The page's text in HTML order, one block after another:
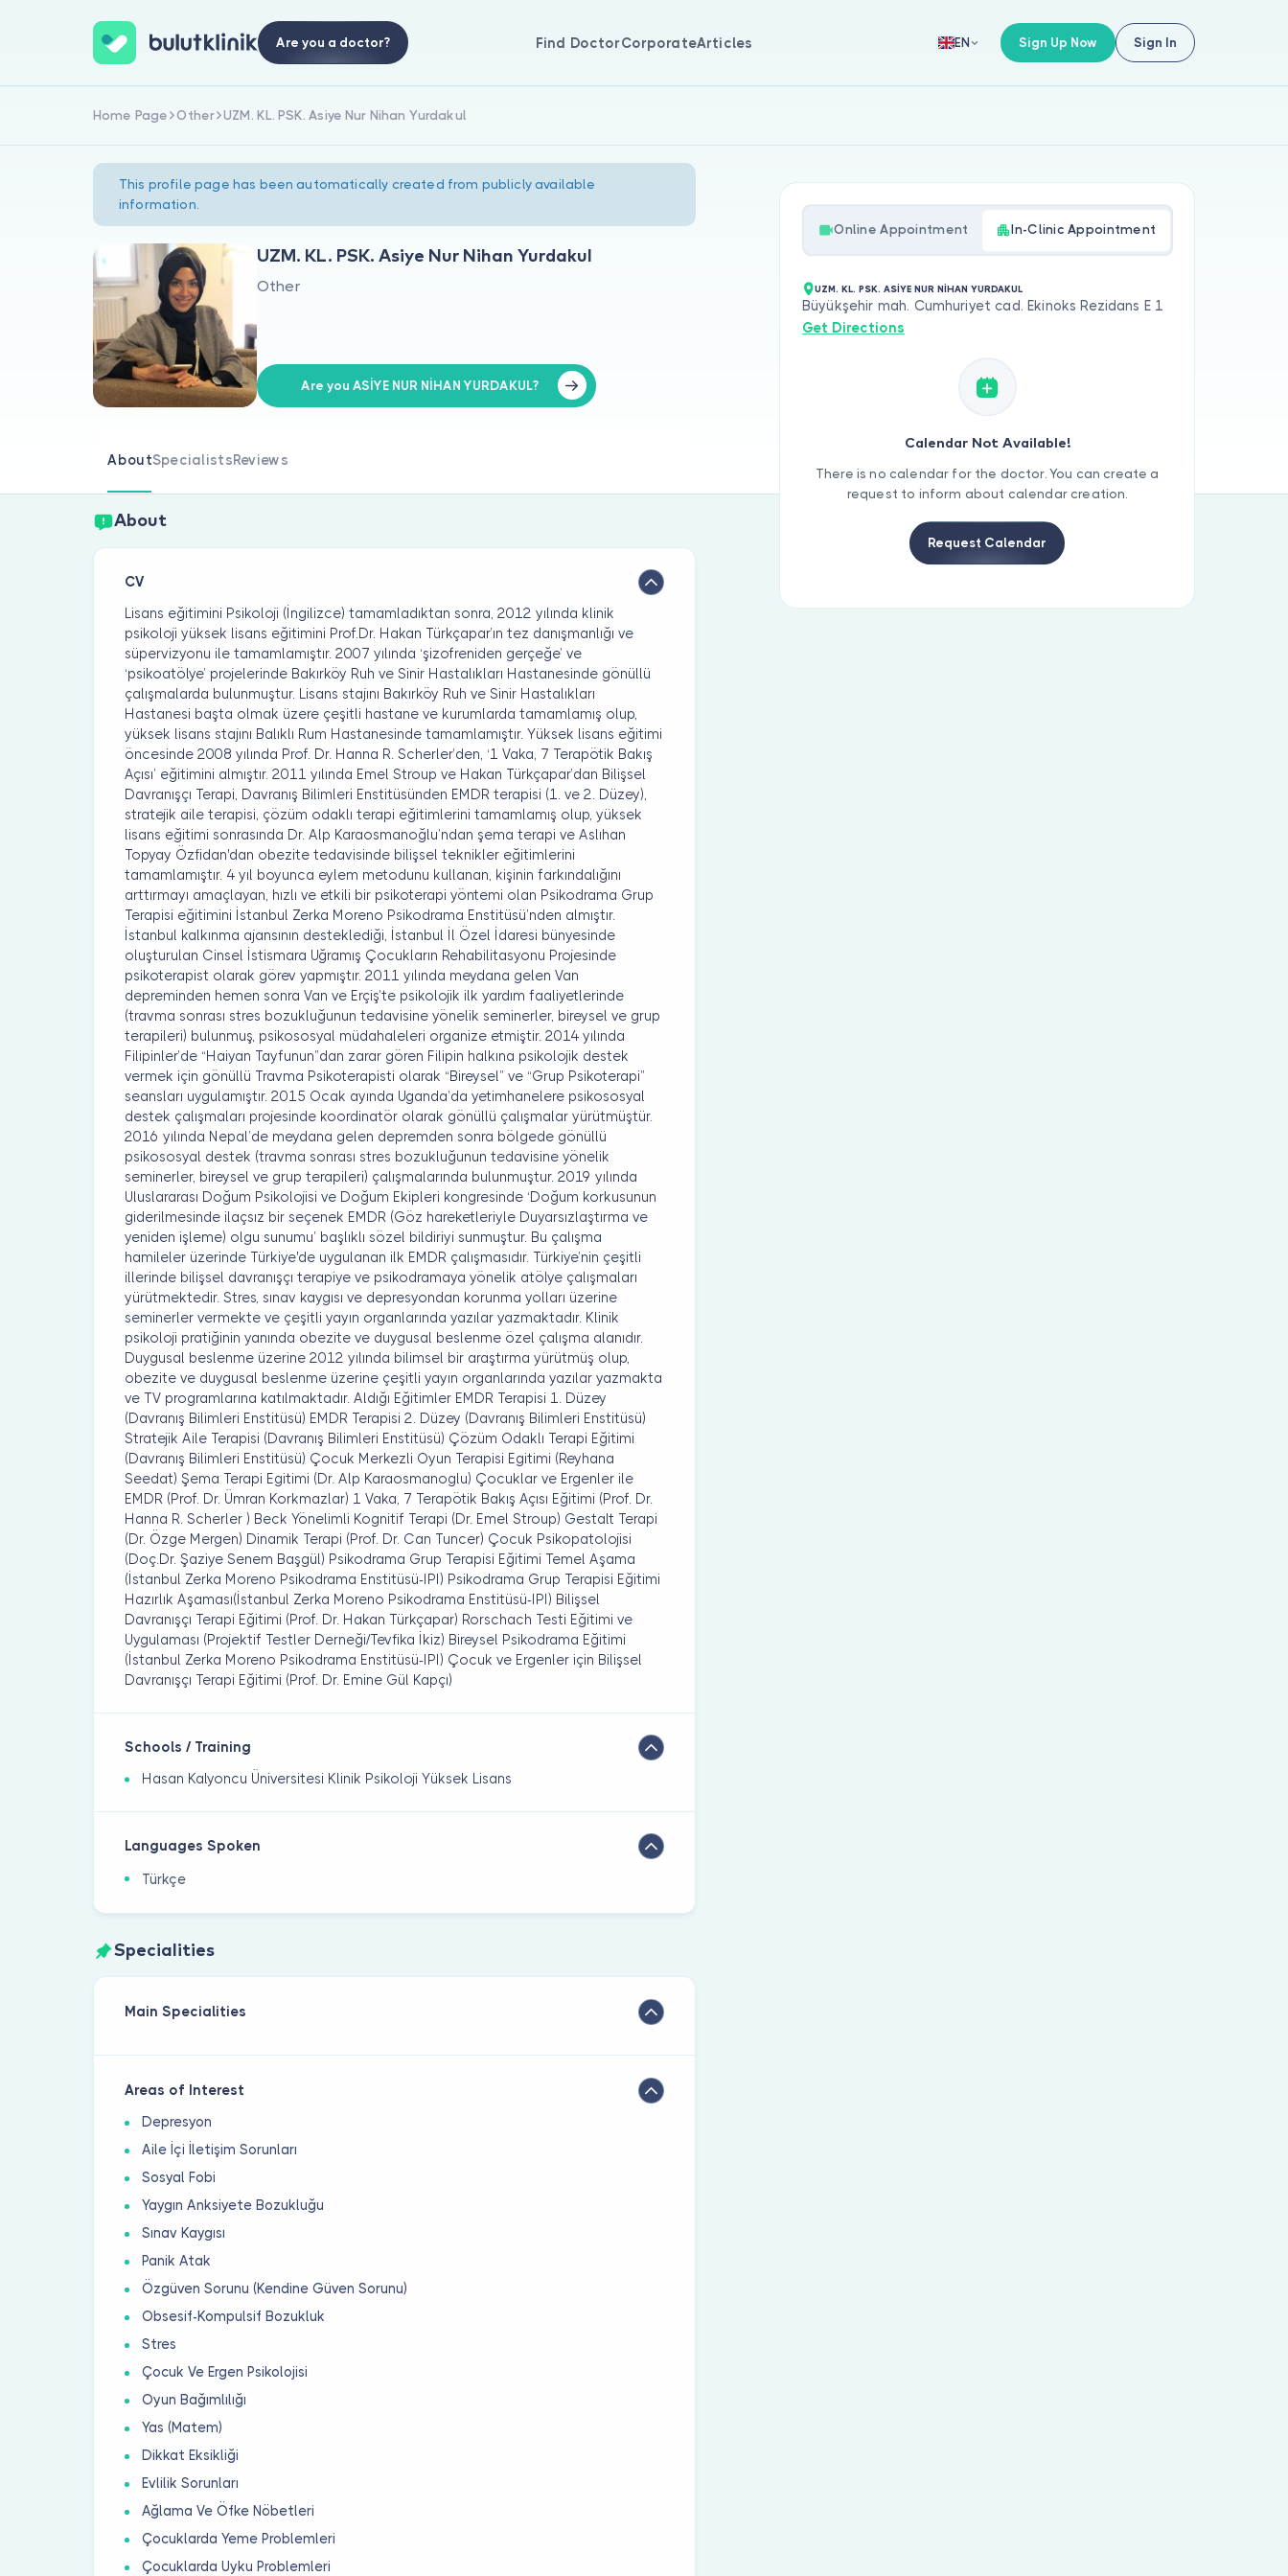
Are you a doctor? Find DoctorCorporateArticles EN Sign Up Now Sign In
Home Page Other UZM. KL. PSK. Asiye Nur Nihan Yurdakul
This profile page has been automatically created from publicly available
information.
UZM. KL. PSK. Asiye Nur Nihan Yurdakul
Other
Are you ASİYE NUR NİHAN YURDAKUL?
AboutSpecialistsReviews
About
CV
Lisans eğitimini Psikoloji (İngilizce) tamamladıktan sonra, 2012 yılında klinik
psikoloji yüksek lisans eğitimini Prof.Dr. Hakan Türkçapar’ın tez danışmanlığı ve
süpervizyonu ile tamamlamıştır. 2007 yılında ‘şizofreniden gerçeğe’ ve
‘psikoatölye’ projelerinde Bakırköy Ruh ve Sinir Hastalıkları Hastanesinde gönüllü
çalışmalarda bulunmuştur. Lisans stajını Bakırköy Ruh ve Sinir Hastalıkları
Hastanesi başta olmak üzere çeşitli hastane ve kurumlarda tamamlamış olup,
yüksek lisans stajını Balıklı Rum Hastanesinde tamamlamıştır. Yüksek lisans eğitimi
öncesinde 2008 yılında Prof. Dr. Hanna R. Scherler’den, ‘1 Vaka, 7 Terapötik Bakış
Açısı’ eğitimini almıştır. 2011 yılında Emel Stroup ve Hakan Türkçapar’dan Bilişsel
Davranışçı Terapi, Davranış Bilimleri Enstitüsünden EMDR terapisi (1. ve 2. Düzey),
stratejik aile terapisi, çözüm odaklı terapi eğitimlerini tamamlamış olup, yüksek
lisans eğitimi sonrasında Dr. Alp Karaosmanoğlu’ndan şema terapi ve Aslıhan
Topyay Özfidan'dan obezite tedavisinde bilişsel teknikler eğitimlerini
tamamlamıştır. 4 yıl boyunca eylem metodunu kullanan, kişinin farkındalığını
arttırmayı amaçlayan, hızlı ve etkili bir psikoterapi yöntemi olan Psikodrama Grup
Terapisi eğitimini İstanbul Zerka Moreno Psikodrama Enstitüsü’nden almıştır.
İstanbul kalkınma ajansının desteklediği, İstanbul İl Özel İdaresi bünyesinde
oluşturulan Cinsel İstismara Uğramış Çocukların Rehabilitasyonu Projesinde
psikoterapist olarak görev yapmıştır. 2011 yılında meydana gelen Van
depreminden hemen sonra Van ve Erçiş’te psikolojik ilk yardım faaliyetlerinde
(travma sonrası stres bozukluğunun tedavisine yönelik seminerler, bireysel ve grup
terapileri) bulunmuş, psikososyal müdahaleleri organize etmiştir. 2014 yılında
Filipinler’de “Haiyan Tayfunun”dan zarar gören Filipin halkına psikolojik destek
vermek için gönüllü Travma Psikoterapisti olarak “Bireysel” ve “Grup Psikoterapi”
seansları uygulamıştır. 2015 Ocak ayında Uganda’da yetimhanelere psikososyal
destek çalışmaları projesinde koordinatör olarak gönüllü çalışmalar yürütmüştür.
2016 yılında Nepal’de meydana gelen depremden sonra bölgede gönüllü
psikososyal destek (travma sonrası stres bozukluğunun tedavisine yönelik
seminerler, bireysel ve grup terapileri) çalışmalarında bulunmuştur. 2019 yılında
Uluslararası Doğum Psikolojisi ve Doğum Ekipleri kongresinde ‘Doğum korkusunun
giderilmesinde ilaçsız bir seçenek EMDR (Göz hareketleriyle Duyarsızlaştırma ve
yeniden işleme) olgu sunumu’ başlıklı sözel bildiriyi sunmuştur. Bu çalışma
hamileler üzerinde Türkiye'de uygulanan ilk EMDR çalışmasıdır. Türkiye’nin çeşitli
illerinde bilişsel davranışçı terapiye ve psikodramaya yönelik atölye çalışmaları
yürütmektedir. Stres, sınav kaygısı ve depresyondan korunma yolları üzerine
seminerler vermekte ve çeşitli yayın organlarında yazılar yazmaktadır. Klinik
psikoloji pratiğinin yanında obezite ve duygusal beslenme özel çalışma alanıdır.
Duygusal beslenme üzerine 2012 yılında bilimsel bir araştırma yürütmüş olup,
obezite ve duygusal beslenme üzerine çeşitli yayın organlarında yazılar yazmakta
ve TV programlarına katılmaktadır. Aldığı Eğitimler EMDR Terapisi 1. Düzey
(Davranış Bilimleri Enstitüsü) EMDR Terapisi 2. Düzey (Davranış Bilimleri Enstitüsü)
Stratejik Aile Terapisi (Davranış Bilimleri Enstitüsü) Çözüm Odaklı Terapi Eğitimi
(Davranış Bilimleri Enstitüsü) Çocuk Merkezli Oyun Terapisi Egitimi (Reyhana
Seedat) Şema Terapi Egitimi (Dr. Alp Karaosmanoglu) Çocuklar ve Ergenler ile
EMDR (Prof. Dr. Ümran Korkmazlar) 1 Vaka, 7 Terapötik Bakış Açısı Eğitimi (Prof. Dr.
Hanna R. Scherler ) Beck Yönelimli Kognitif Terapi (Dr. Emel Stroup) Gestalt Terapi
(Dr. Özge Mergen) Dinamik Terapi (Prof. Dr. Can Tuncer) Çocuk Psikopatolojisi
(Doç.Dr. Şaziye Senem Başgül) Psikodrama Grup Terapisi Eğitimi Temel Aşama
(İstanbul Zerka Moreno Psikodrama Enstitüsü-IPI) Psikodrama Grup Terapisi Eğitimi
Hazırlık Aşaması(İstanbul Zerka Moreno Psikodrama Enstitüsü-IPI) Bilişsel
Davranışçı Terapi Eğitimi (Prof. Dr. Hakan Türkçapar) Rorschach Testi Eğitimi ve
Uygulaması (Projektif Testler Derneği/Tevfika İkiz) Bireysel Psikodrama Eğitimi
(İstanbul Zerka Moreno Psikodrama Enstitüsü-IPI) Çocuk ve Ergenler için Bilişsel
Davranışçı Terapi Eğitimi (Prof. Dr. Emine Gül Kapçı)
Schools / Training
Hasan Kalyoncu Üniversitesi Klinik Psikoloji Yüksek Lisans
Languages Spoken
Türkçe
Specialities
Main Specialities
Areas of Interest
Depresyon
Aile İçi İletişim Sorunları
Sosyal Fobi
Yaygın Anksiyete Bozukluğu
Sınav Kaygısı
Panik Atak
Özgüven Sorunu (Kendine Güven Sorunu)
Obsesif-Kompulsif Bozukluk
Stres
Çocuk Ve Ergen Psikolojisi
Oyun Bağımlılığı
Yas (Matem)
Dikkat Eksikliği
Evlilik Sorunları
Ağlama Ve Öfke Nöbetleri
Çocuklarda Yeme Problemleri
Çocuklarda Uyku Problemleri
Online Appointment In-Clinic Appointment
UZM. KL. PSK. ASİYE NUR NİHAN YURDAKUL
Büyükşehir mah. Cumhuriyet cad. Ekinoks Rezidans E 1
Get Directions
Calendar Not Available!
There is no calendar for the doctor. You can create a
request to inform about calendar creation.
Request Calendar